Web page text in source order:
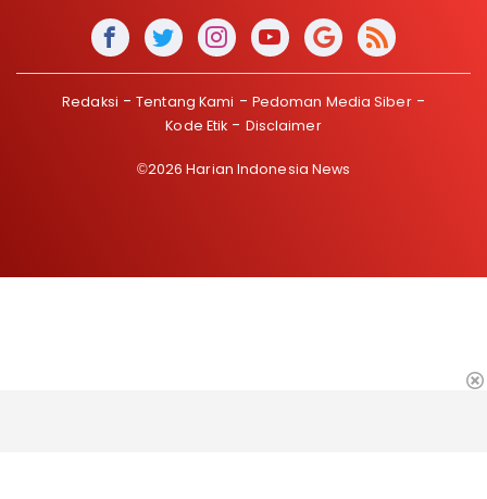
Redaksi Tentang Kami
Pedoman Media Siber
Kode Etik
Disclaimer
©2026 Harian Indonesia News